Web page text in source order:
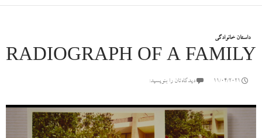
داستان خانوادگی
RADIOGRAPH OF A FAMILY
11/04/2021 دیدگاه‌تان را بنویسید: